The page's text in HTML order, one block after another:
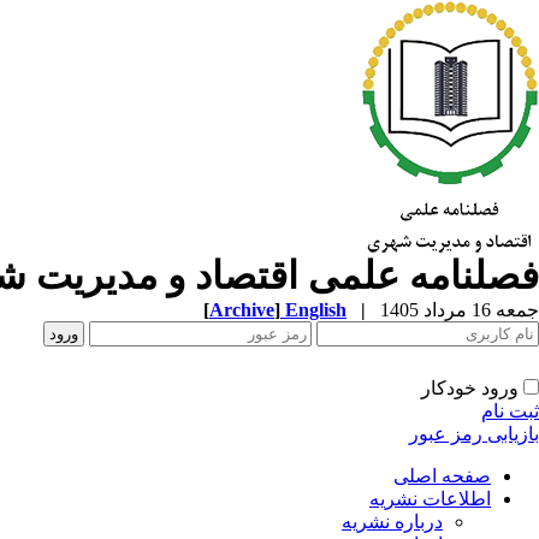
فصلنامه علمی اقتصاد و مدیریت
جمعه 16 مرداد 1405 |
English
[Archive]
ورود خودکار
ثبت نام
بازیابی رمز عبور
صفحه اصلی
اطلاعات نشریه
درباره نشریه